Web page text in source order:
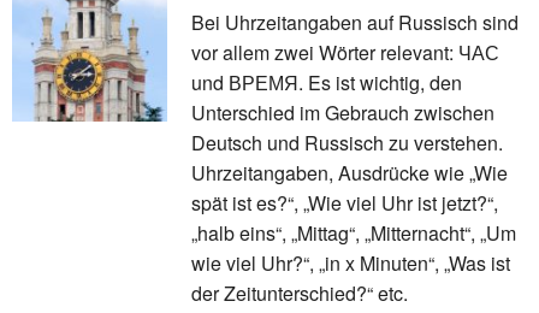
Bei Uhrzeitangaben auf Russisch sind
vor allem zwei Wörter relevant: ЧАС
und ВРЕМЯ. Es ist wichtig, den
Unterschied im Gebrauch zwischen
Deutsch und Russisch zu verstehen.
Uhrzeitangaben, Ausdrücke wie „Wie
spät ist es?“, „Wie viel Uhr ist jetzt?“,
„halb eins“, „Mittag“, „Mitternacht“, „Um
wie viel Uhr?“, „in x Minuten“, „Was ist
der Zeitunterschied?“ etc.